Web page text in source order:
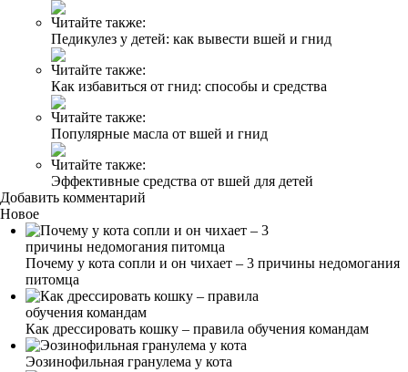
Читайте также:
Педикулез у детей: как вывести вшей и гнид
Читайте также:
Как избавиться от гнид: способы и средства
Читайте также:
Популярные масла от вшей и гнид
Читайте также:
Эффективные средства от вшей для детей
Добавить комментарий
Новое
Почему у кота сопли и он чихает – 3 причины недомогания
питомца
Как дрессировать кошку – правила обучения командам
Эозинофильная гранулема у кота